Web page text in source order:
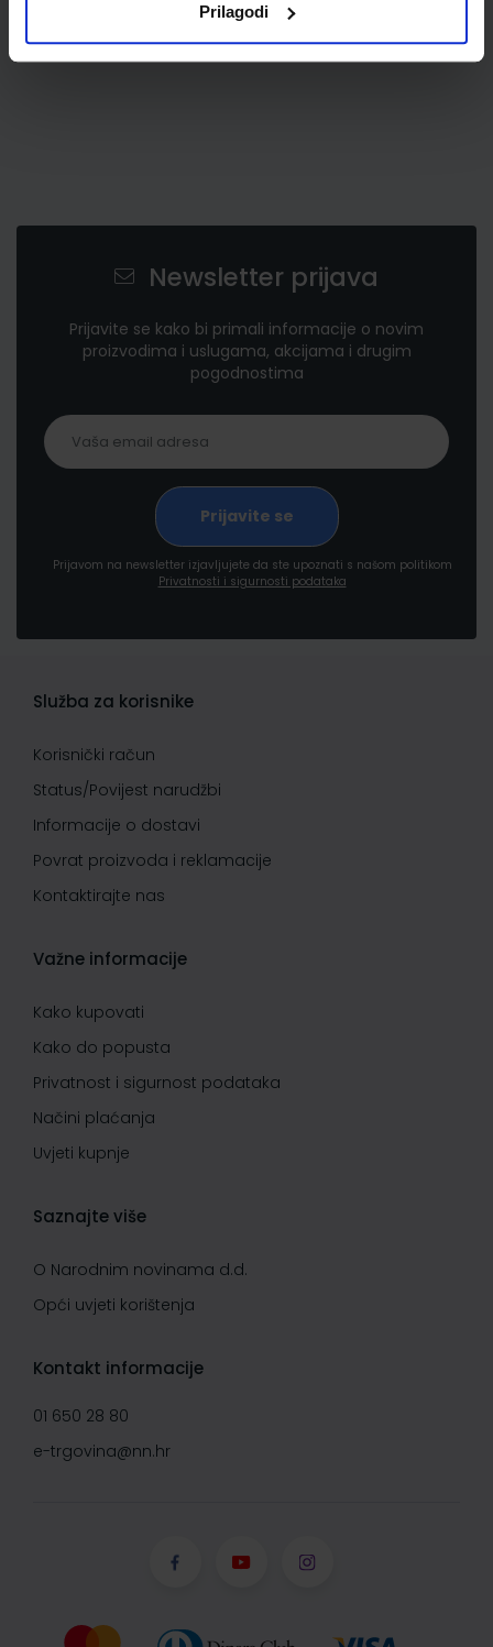
Prilagodi
Newsletter prijava
Prijavite se kako bi primali informacije o novim
proizvodima i uslugama, akcijama i drugim
pogodnostima
Prijavom na newsletter izjavljujete da ste upoznati s našom politikom
Privatnosti i sigurnosti podataka
Služba za korisnike
Korisnički račun
Status/Povijest narudžbi
Informacije o dostavi
Povrat proizvoda i reklamacije
Kontaktirajte nas
Važne informacije
Kako kupovati
Kako do popusta
Privatnost i sigurnost podataka
Načini plaćanja
Uvjeti kupnje
Saznajte više
O Narodnim novinama d.d.
Opći uvjeti korištenja
Kontakt informacije
01 650 28 80
e-trgovina@nn.hr